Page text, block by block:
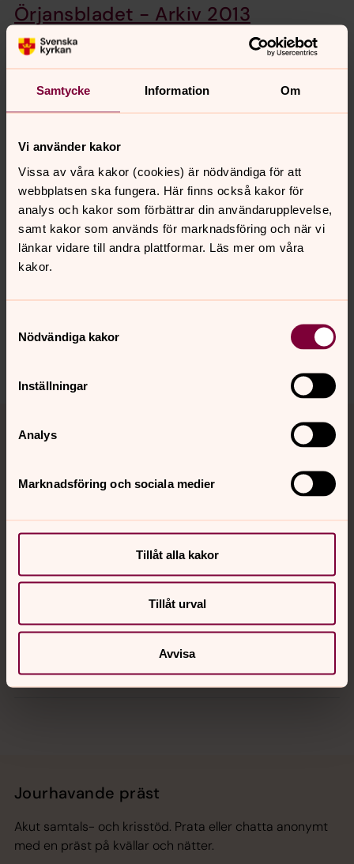
Samtycke Information Om
Vi använder kakor
Vissa av våra kakor (cookies) är nödvändiga för att
webbplatsen ska fungera. Här finns också kakor för
analys och kakor som förbättrar din användarupplevelse,
samt kakor som används för marknadsföring och när vi
länkar vidare till andra plattformar. Läs mer om våra
kakor.
Nödvändiga kakor
Inställningar
Analys
Marknadsföring och sociala medier
Tillåt alla kakor
Tillåt urval
Avvisa
Örjansbladet - Arkiv 2013
Örjansbladet - Arkiv 2012
Här hittar du 2012 års nummer av vår
Örjansbladet - Arkiv 2011
Här hittar du 2011 års nummer av vår församlingstidning,
Örjansbladet.
Senast ändrad 4 mars 2022
innehåll?
storjan.forsamling@svenskakyrkan.se
Kontakt
Sociala kanaler
Jourhavande präst
Akut samtals- och krisstöd. Prata eller chatta anonymt
med en präst på kvällar och nätter.